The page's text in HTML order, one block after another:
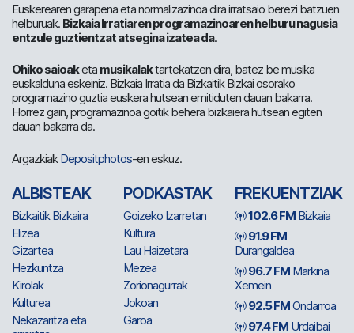
Euskerearen garapena eta normalizazinoa dira irratsaio berezi batzuen
helburuak. Bizkaia Irratiaren programazinoaren helburu nagusia
entzule guztientzat atsegina izatea da.
Ohiko saioaketa musikalaktartekatzen dira, batez be musika
euskalduna eskeiniz. Bizkaia Irratia da Bizkaitik Bizkai osorako
programazino guztia euskera hutsean emitiduten dauan bakarra.
Horrez gain, programazinoa goitik behera bizkaiera hutsean egiten
dauan bakarra da.
ArgazkiakDepositphotos-en eskuz.
ALBISTEAK
Bizkaitik Bizkaira
Elizea
Gizartea
Hezkuntza
Kirolak
Kulturea
Nekazaritza eta
PODKASTAK
Goizeko Izarretan
Kultura
Lau Haizetara
Mezea
Zorionagurrak
Jokoan
Garoa
FREKUENTZIAK
102.6 FM Bizkaia
91.9 FM
Durangaldea
96.7 FM Markina
Xemein
92.5 FMOndarroa
97.4 FM Urdaibai